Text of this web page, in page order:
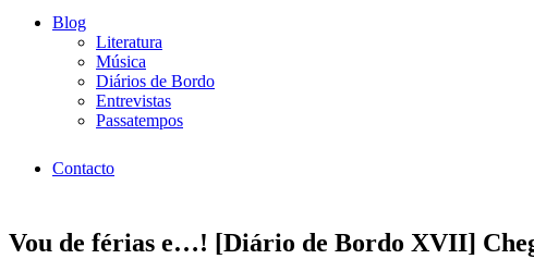
Blog
Literatura
Música
Diários de Bordo
Entrevistas
Passatempos
Contacto
Vou de férias e…! [Diário de Bordo XVII]